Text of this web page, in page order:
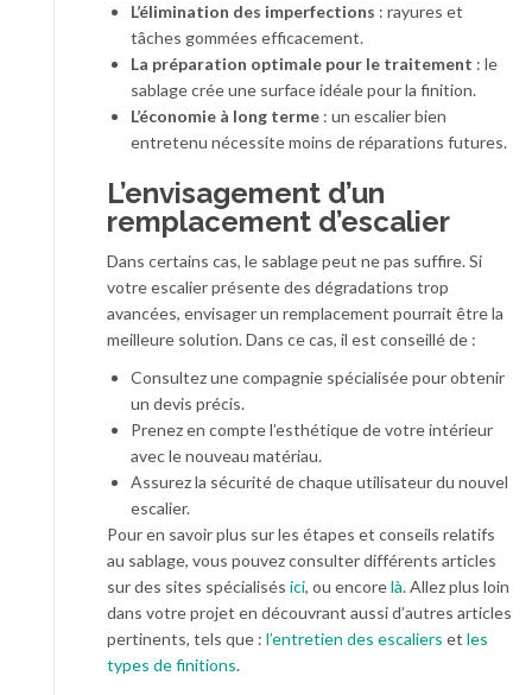
L’élimination des imperfections : rayures et
tâches gommées efficacement.
La préparation optimale pour le traitement : le
sablage crée une surface idéale pour la finition.
L’économie à long terme : un escalier bien
entretenu nécessite moins de réparations futures.
L’envisagement d’un
remplacement d’escalier
Dans certains cas, le sablage peut ne pas suffire. Si
votre escalier présente des dégradations trop
avancées, envisager un remplacement pourrait être la
meilleure solution. Dans ce cas, il est conseillé de :
Consultez une compagnie spécialisée pour obtenir
un devis précis.
Prenez en compte l’esthétique de votre intérieur
avec le nouveau matériau.
Assurez la sécurité de chaque utilisateur du nouvel
escalier.
Pour en savoir plus sur les étapes et conseils relatifs
au sablage, vous pouvez consulter différents articles
sur des sites spécialisés ici, ou encorelà. Allez plus loin
dans votre projet en découvrant aussi d’autres articles
pertinents, tels que : l’entretien des escaliers et les
types de finitions.